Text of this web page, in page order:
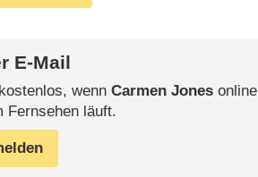
E-Mail
wenn Carmen Jonesonline
Fernsehen läuft.